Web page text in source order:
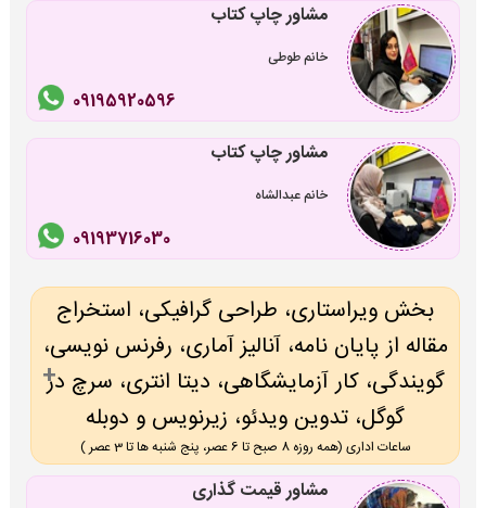
مشاور چاپ کتاب
خانم طوطی
09195920596
مشاور چاپ کتاب
خانم عبدالشاه
09193716030
بخش ویراستاری، طراحی گرافیکی، استخراج
مقاله از پایان نامه، آنالیز آماری، رفرنس نویسی،
گویندگی، کار آزمایشگاهی، دیتا انتری، سرچ در
گوگل، تدوین ویدئو، زیرنویس و دوبله
ساعات اداری (همه روزه 8 صبح تا 6 عصر، پنج شنبه ها تا 3 عصر )
مشاور قیمت گذاری